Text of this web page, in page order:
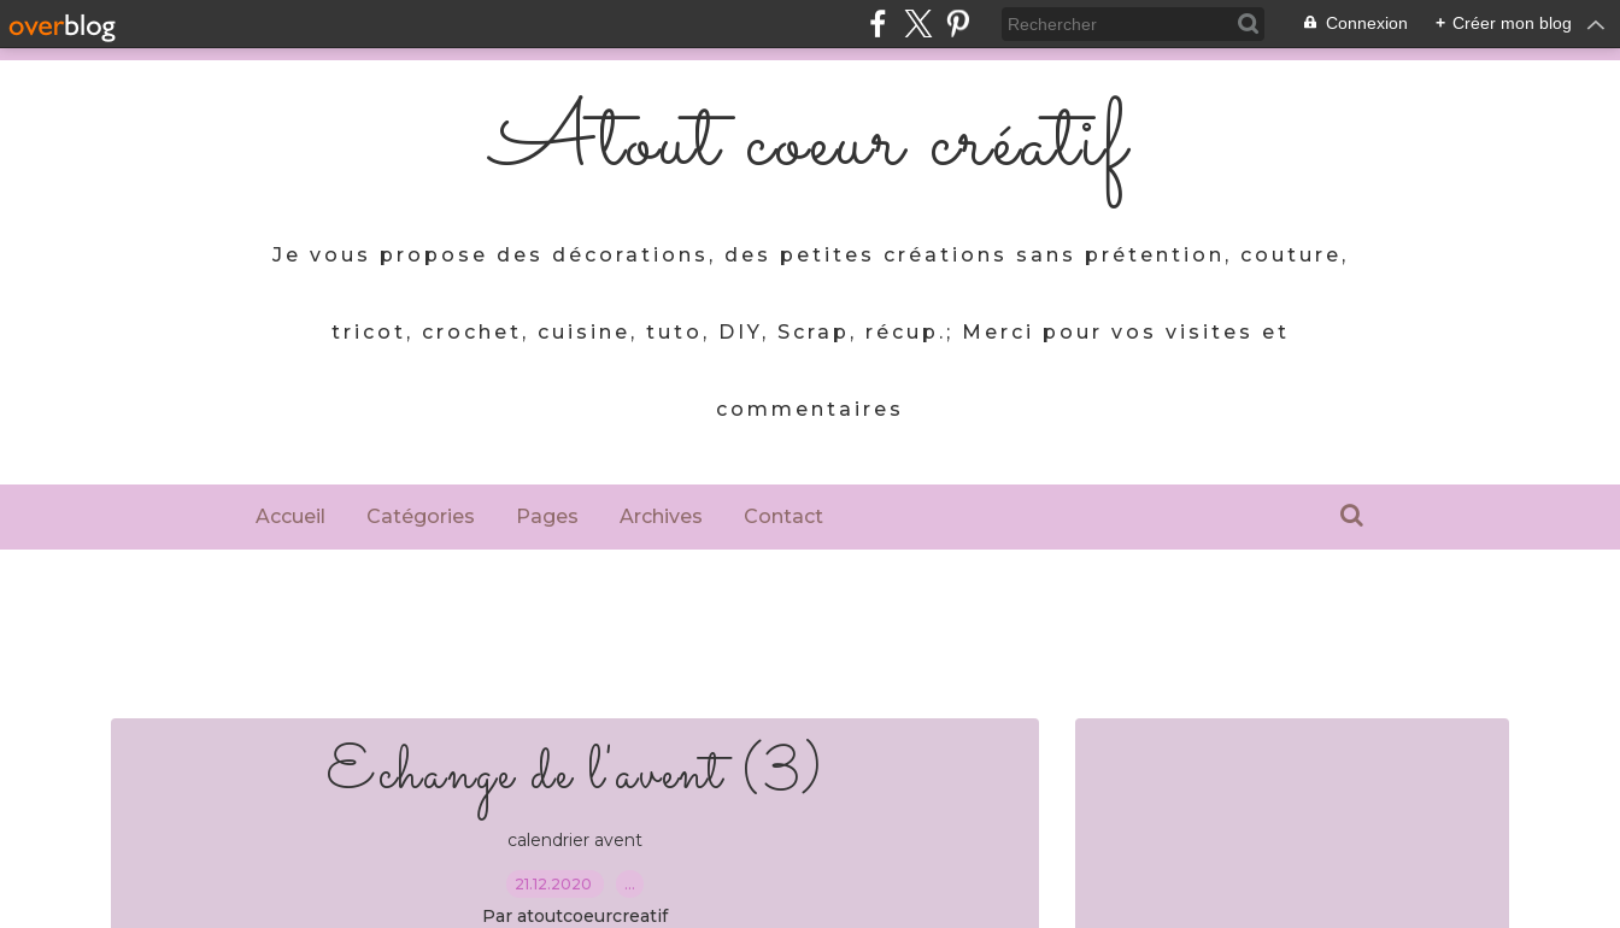
Connexion + Créer mon blog
Atout coeur créatif
Je vous propose des décorations, des petites créations sans prétention, couture,
tricot, crochet, cuisine, tuto, DIY, Scrap, récup.; Merci pour vos visites et
commentaires
Accueil Catégories Pages Archives Contact
Echange de l'avent (3)
calendrier avent
21.12.2020 …
Par atoutcoeurcreatif